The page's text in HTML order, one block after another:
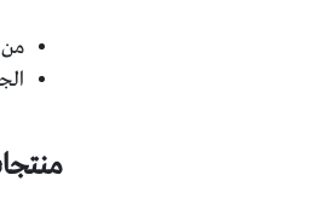
من
الجمعة